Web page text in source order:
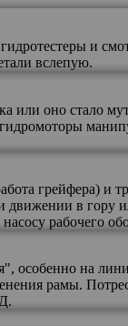
и
вслепую.
или оно стало
грейфера) и
движении в гору
рабочего
особенно на
рамы.